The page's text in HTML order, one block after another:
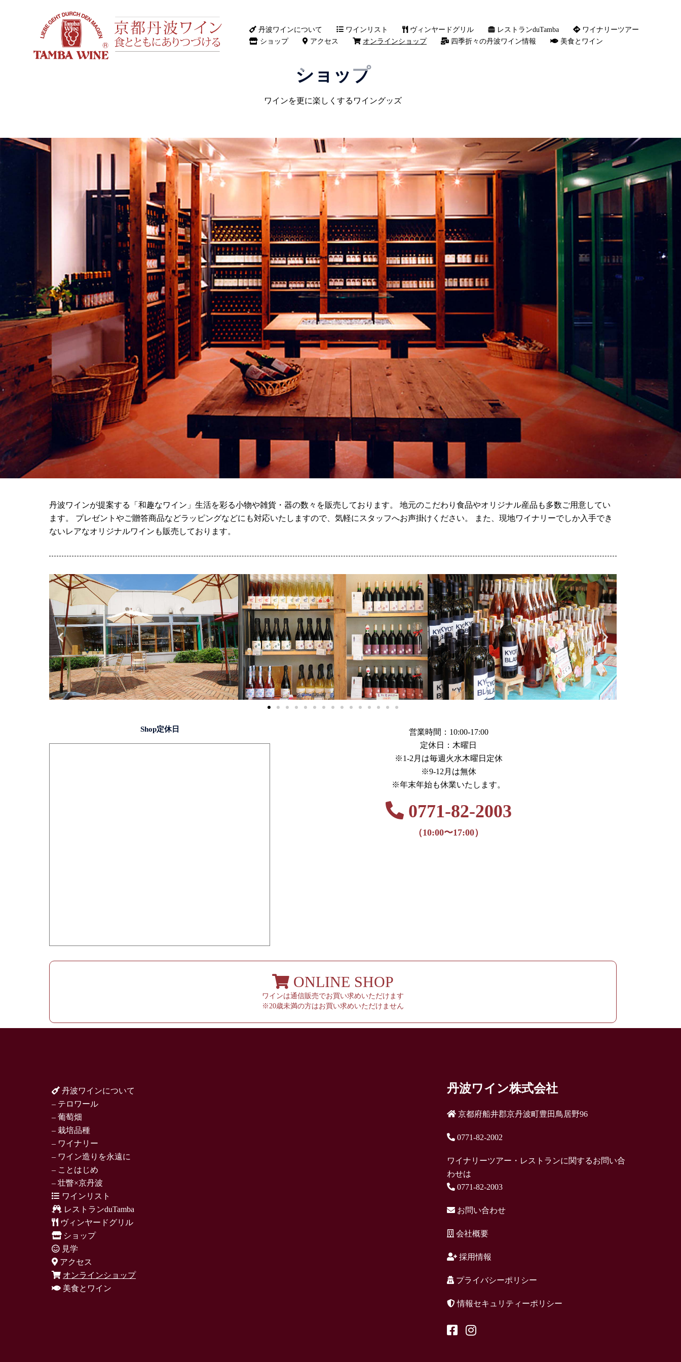
丹波ワインについて ワインリスト ヴィンヤードグリル レストランduTamba
ワイナリーツアー
ショップ
アクセス オンラインショップ 四季折々の丹波ワイン情報 美食とワイン
ショップ
ワインを更に楽しくするワイングッズ
丹波ワインが提案する「和趣なワイン」生活を彩る小物や雑貨・器の数々を販売しております。 地元のこだわり食品やオリジナル産品も多数ご用意してい
ます。 プレゼントやご贈答商品などラッピングなどにも対応いたしますので、気軽にスタッフへお声掛けください。 また、現地ワイナリーでしか入手でき
ないレアなオリジナルワインも販売しております。
Shop定休日
営業時間：10:00-17:00
定休日：木曜日
※1-2月は毎週火水木曜日定休
※9-12月は無休
※年末年始も休業いたします。
0771-82-2003
（10:00〜17:00）
ONLINE SHOP
ワインは通信販売でお買い求めいただけます
※20歳未満の方はお買い求めいただけません
丹波ワインについて
– テロワール
– 葡萄畑
– 栽培品種
– ワイナリー
– ワイン造りを永遠に
– ことはじめ
– 壮瞥×京丹波
ワインリスト
レストランduTamba
ヴィンヤードグリル
ショップ
見学
アクセス
オンラインショップ
美食とワイン
丹波ワイン株式会社
京都府船井郡京丹波町豊田鳥居野96
0771-82-2002
ワイナリーツアー・レストランに関するお問い合
わせは
0771-82-2003
お問い合わせ
会社概要
採用情報
プライバシーポリシー
情報セキュリティーポリシー